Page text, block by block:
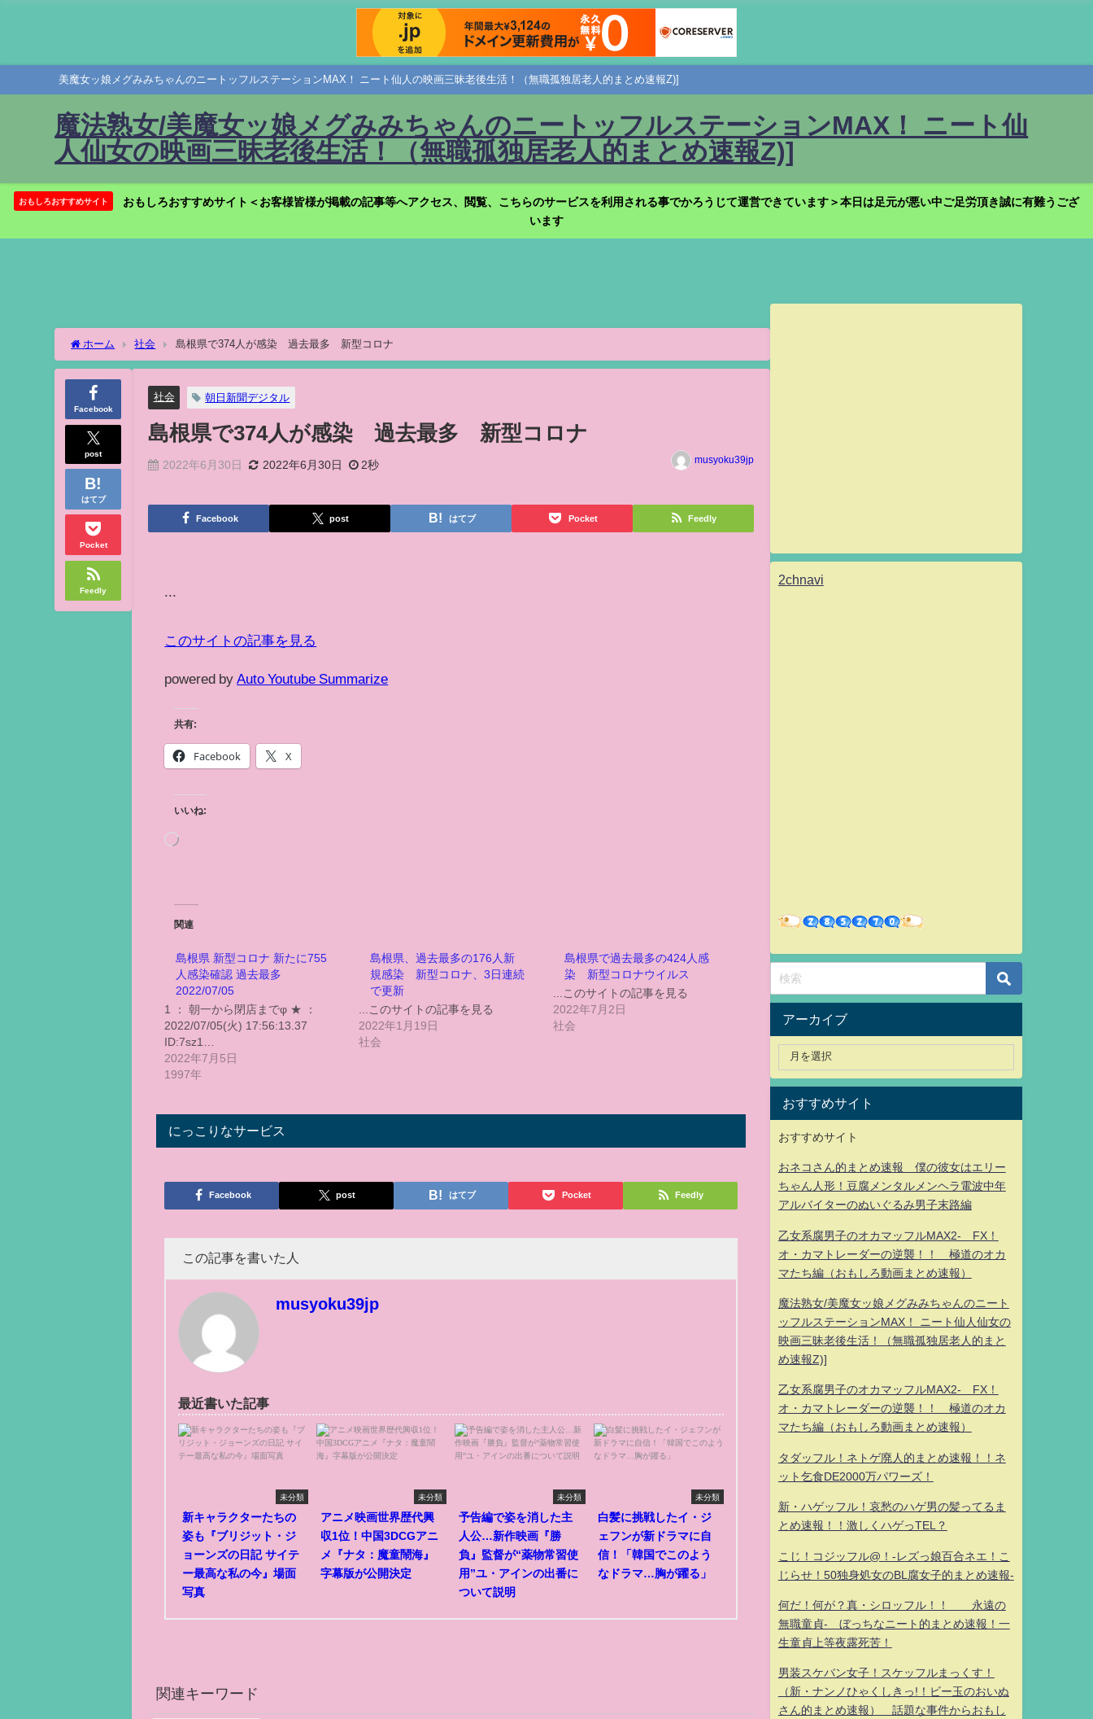
美魔女ッ娘メグみみちゃんのニートッフルステーションMAX！ ニート仙人の映画三昧老後生活！（無職孤独居老人的まとめ速報Z)]
魔法熟女/美魔女ッ娘メグみみちゃんのニートッフルステーションMAX！ ニート仙
人仙女の映画三昧老後生活！（無職孤独居老人的まとめ速報Z)]
おもしろおすすめサイト
おもしろおすすめサイト＜お客様皆様が掲載の記事等へアクセス、閲覧、こちらのサービスを利用される事でかろうじて運営できています＞本日は足元が悪い中ご足労頂き誠に有難うござ
います
ホーム 社会 島根県で374人が感染 過去最多 新型コロナ
Facebook
post
はてブ
Pocket
Feedly
社会 朝日新聞デジタル
島根県で374人が感染 過去最多 新型コロナ
2022年6月30日 2022年6月30日 2秒 musyoku39jp
Facebook post はてブ Pocket Feedly
このサイトの記事を見る
powered by Auto Youtube Summarize
共有:
Facebook X
いいね:
関連
島根県 新型コロナ 新たに755
人感染確認 過去最多
2022/07/05
1 ： 朝一から閉店までφ ★ ：
2022/07/05(火) 17:56:13.37
ID:7sz1…
2022年7月5日
1997年
島根県、過去最多の176人新
規感染 新型コロナ、3日連続
で更新
...このサイトの記事を見る
2022年1月19日
社会
島根県で過去最多の424人感
染 新型コロナウイルス
...このサイトの記事を見る
2022年7月2日
社会
にっこりなサービス
Facebook post はてブ Pocket Feedly
この記事を書いた人
musyoku39jp
最近書いた記事
未分類
新キャラクターたちの
姿も『ブリジット・ジ
ョーンズの日記 サイテ
ー最高な私の今』場面
写真
未分類
アニメ映画世界歴代興
収1位！中国3DCGアニ
メ『ナタ：魔童鬧海』
字幕版が公開決定
未分類
予告編で姿を消した主
人公…新作映画『勝
負』監督が“薬物常習使
用”ユ・アインの出番に
ついて説明
未分類
白髪に挑戦したイ・ジ
ェフンが新ドラマに自
信！「韓国でこのよう
なドラマ…胸が躍る」
関連キーワード
2chnavi
アーカイブ
おすすめサイト
おすすめサイト
おネコさん的まとめ速報 僕の彼女はエリー
ちゃん人形！豆腐メンタルメンヘラ電波中年
アルバイターのぬいぐるみ男子末路編
乙女系腐男子のオカマッフルMAX2- FX！
オ・カマトレーダーの逆襲！！ 極道のオカ
マたち編（おもしろ動画まとめ速報）
魔法熟女/美魔女ッ娘メグみみちゃんのニート
ッフルステーションMAX！ ニート仙人仙女の
映画三昧老後生活！（無職孤独居老人的まと
め速報Z)]
乙女系腐男子のオカマッフルMAX2- FX！
オ・カマトレーダーの逆襲！！ 極道のオカ
マたち編（おもしろ動画まとめ速報）
タダッフル！ネトゲ廃人的まとめ速報！！ネ
ット乞食DE2000万パワーズ！
新・ハゲッフル！哀愁のハゲ男の髪ってるま
とめ速報！！激しくハゲっTEL？
こじ！コジッフル@！-レズっ娘百合ネエ！こ
じらせ！50独身処女のBL腐女子的まとめ速報-
何だ！何が？真・シロッフル！！ 永遠の
無職童貞- ぼっちなニート的まとめ速報！一
生童貞上等夜露死苦！
男装スケバン女子！スケッフルまっくす！
（新・ナンノひゃくしきっ!！ビー玉のおいぬ
さん的まとめ速報） 話題な事件からおもし